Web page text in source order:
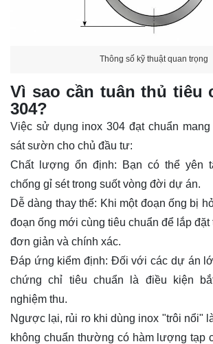
Thông số kỹ thuật quan trọng
Vì sao cần tuân thủ tiêu
304?
Việc sử dụng inox 304 đạt chuẩn
sát sườn cho chủ đầu tư:
Chất lượng ổn định: Bạn có thể yên
chống gỉ sét trong suốt vòng đời dự án.
Dễ dàng thay thế: Khi một đoạn ống bị
đoạn ống mới cùng tiêu chuẩn để lắp
đơn giản và chính xác.
Đáp ứng kiểm định: Đối với các dự án
chứng chỉ tiêu chuẩn là điều kiện
nghiệm thu.
Ngược lại, rủi ro khi dùng inox "trôi nổi"
không chuẩn thường có hàm lượng tạp